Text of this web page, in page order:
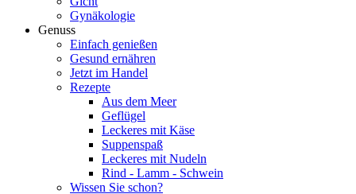
Gynäkologie
Genuss
Einfach genießen
Gesund ernähren
Jetzt im Handel
Rezepte
Aus dem Meer
Geflügel
Leckeres mit Käse
Suppenspaß
Leckeres mit Nudeln
Rind - Lamm - Schwein
Wissen Sie schon?